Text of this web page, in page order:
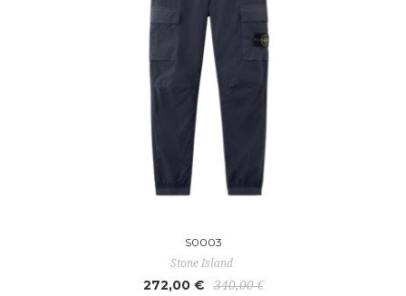
S0003
Stone Island
272,00 € 340,00 €